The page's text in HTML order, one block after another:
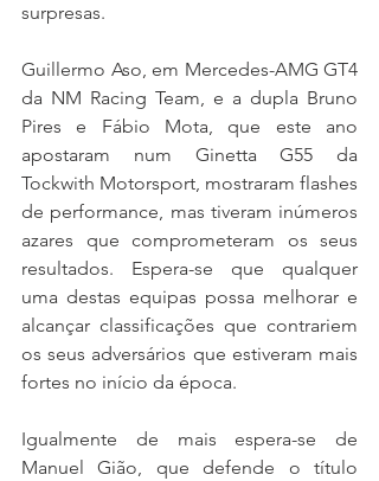
surpresas.
Guillermo Aso, em Mercedes-AMG GT4
da NM Racing Team, e a dupla Bruno
Pires e Fábio Mota, que este ano
apostaram num Ginetta G55 da
Tockwith Motorsport, mostraram flashes
de performance, mas tiveram inúmeros
azares que comprometeram os seus
resultados. Espera-se que qualquer
uma destas equipas possa melhorar e
alcançar classificações que contrariem
os seus adversários que estiveram mais
fortes no início da época.
Igualmente de mais espera-se de
Manuel Gião, que defende o título